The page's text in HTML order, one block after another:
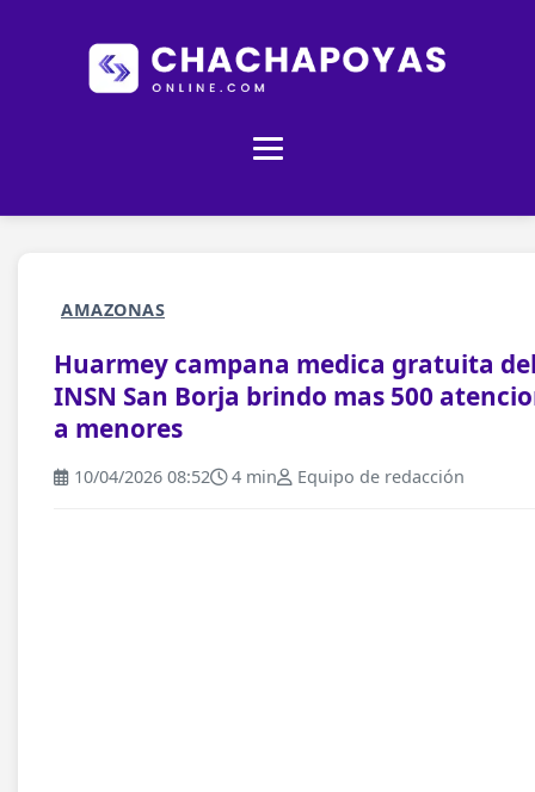
AMAZONAS
Huarmey campana medica gratuita
INSN San Borja brindo mas 500
a menores
10/04/2026 08:52 4 min Equipo de redacción